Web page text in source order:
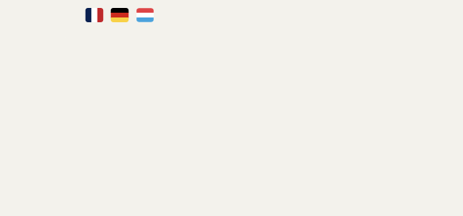
FrançaisDeutschLëtzebuergesch